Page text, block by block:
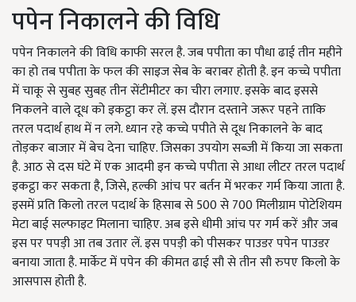
पपेन निकालने की विधि
पपेन निकालने की विधि काफी सरल है. जब पपीता का पौधा ढाई तीन महीने
का हो तब पपीता के फल की साइज सेब के बराबर होती है. इन कच्चे पपीता
में चाकू से सुबह सुबह तीन सेंटीमीटर का चीरा लगाए. इसके बाद इससे
निकलने वाले दूध को इकट्ठा कर लें. इस दौरान दस्ताने जरूर पहने ताकि
तरल पदार्थ हाथ में न लगे. ध्यान रहे कच्चे पपीते से दूध निकालने के बाद
तोड़कर बाजार में बेच देना चाहिए. जिसका उपयोग सब्जी में किया जा सकता
है. आठ से दस घंटे में एक आदमी इन कच्चे पपीता से आधा लीटर तरल पदार्थ
इकट्ठा कर सकता है, जिसे, हल्की आंच पर बर्तन में भरकर गर्म किया जाता है.
इसमें प्रति किलो तरल पदार्थ के हिसाब से 500 से 700 मिलीग्राम पोटेशियम
मेटा बाई सल्फाइट मिलाना चाहिए. अब इसे धीमी आंच पर गर्म करें और जब
इस पर पपड़ी आ तब उतार लें. इस पपड़ी को पीसकर पाउडर पपेन पाउडर
बनाया जाता है. मार्केट में पपेन की कीमत ढाई सौ से तीन सौ रुपए किलो के
आसपास होती है.